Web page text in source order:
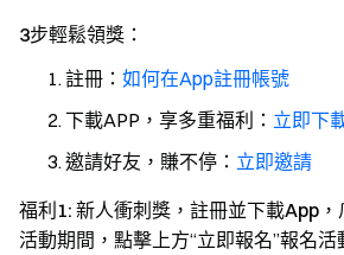
3步輕鬆領獎：
註冊： 如何在App註冊帳號
下載APP，享多重福利： 立即下
邀請好友，賺不停： 立即邀請
福利1: 新人衝刺獎，註冊並下載App
活動期間，點擊上方“立即報名”報名